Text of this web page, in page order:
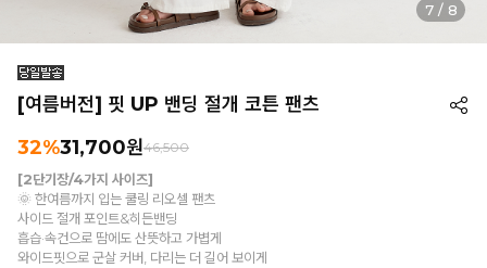
7 / 8
[여름버전] 핏 UP 밴딩 절개 코튼 팬츠
32%31,700원46,500
[2단기장/4가지 사이즈]
🌞 한여름까지 입는 쿨링 리오셀 팬츠
사이드 절개 포인트&히든밴딩
흡습·속건으로 땀에도 산뜻하고 가볍게
와이드핏으로 군살 커버, 다리는 더 길어 보이게